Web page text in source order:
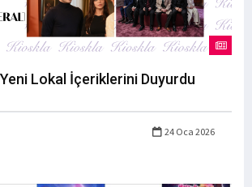
Yeni Lokal İçeriklerini Duyurdu
24 Oca 2026